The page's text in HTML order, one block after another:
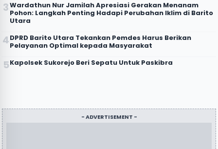
Wardathun Nur Jamilah Apresiasi Gerakan Menanam
Pohon: Langkah Penting Hadapi Perubahan Iklim di Barito
Utara
DPRD Barito Utara Tekankan Pemdes Harus Berikan
Pelayanan Optimal kepada Masyarakat
Kapolsek Sukorejo Beri Sepatu Untuk Paskibra
- ADVERTISEMENT -